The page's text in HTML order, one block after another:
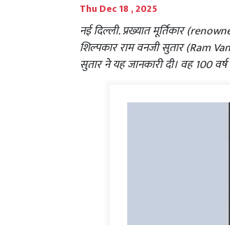
Thu Dec 18 , 2025
नई दिल्ली. प्रख्यात मूर्तिकार
शिल्पकार राम वनजी सुतार (Ram
सुतार ने यह जानकारी दी। वह 100